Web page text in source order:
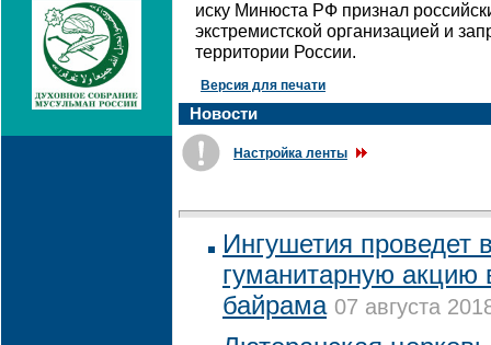
иску Минюста РФ признал
экстремистской организацией и
территории России.
Версия для печати
Новости
Настройка ленты
Ингушетия проведет
гуманитарную акцию
байрама 07 августа